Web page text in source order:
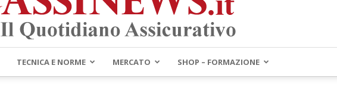
Assinews.it
TECNICA E NORME MERCATO SHOP – FORMAZIONE